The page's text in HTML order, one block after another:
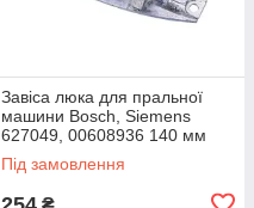
Завіса люка для пральної
машини Bosch, Siemens
627049, 00608936 140 мм
Під замовлення